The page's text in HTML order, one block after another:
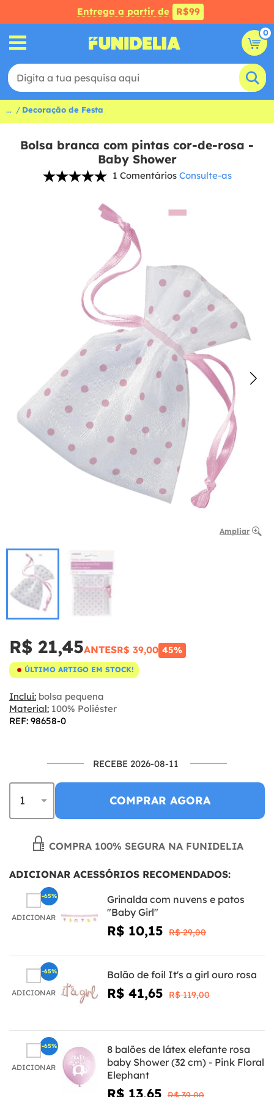
Entrega a partir de R$99
0
... Decoração de Festa
Bolsa branca com pintas cor-de-rosa -
Baby Shower
1 Comentários Consulte-as
Ampliar
R$ 21,45ANTESR$ 39,00 45%
ÚLTIMO ARTIGO EM STOCK!
Inclui: bolsa pequena
Material: 100% Poliéster
REF: 98658-0
RECEBE 2026-08-11
COMPRAR AGORA
COMPRA 100% SEGURA NA FUNIDELIA
ADICIONAR ACESSÓRIOS RECOMENDADOS:
ADICIONAR
Grinalda com nuvens e patos
"Baby Girl"
R$ 10,15 R$ 29,00
-65%
ADICIONAR
Balão de foil It's a girl ouro rosa
R$ 41,65 R$ 119,00
-65%
ADICIONAR
8 balões de látex elefante rosa
baby Shower (32 cm) - Pink Floral
Elephant
R$ 13,65
-65%